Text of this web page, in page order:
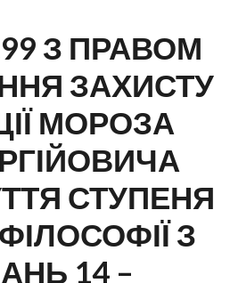
З ПРАВОМ
ЗАХИСТУ
МОРОЗА
СТУПЕНЯ
З
14 –